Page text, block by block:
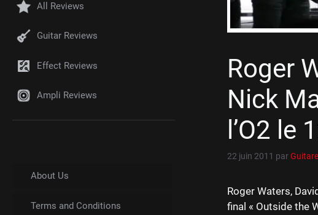
Roger
Nick
l’O2 le
22 juin 2011 par
Roger Waters,
final « Outside the
All Reviews
Guitar Reviews
Effect Reviews
Ampli Reviews
About Us
Terms and Conditions